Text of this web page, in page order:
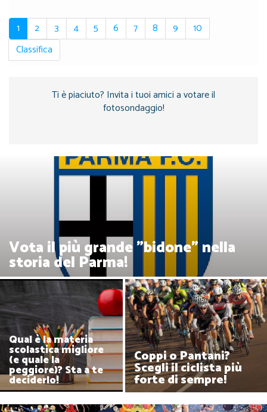
1 2 3 4 5 6 7 8 9
10
Classifica
Ti è piaciuto? Invita i tuoi amici a votare il
fotosondaggio!
Vota il più grande "bidone" nella
storia del Parma!
Qual è la materia
scolastica migliore
(e quale la
peggiore)? Sta a te
deciderlo!
Coppi o Pantani?
Scegli il ciclista più
forte di sempre!